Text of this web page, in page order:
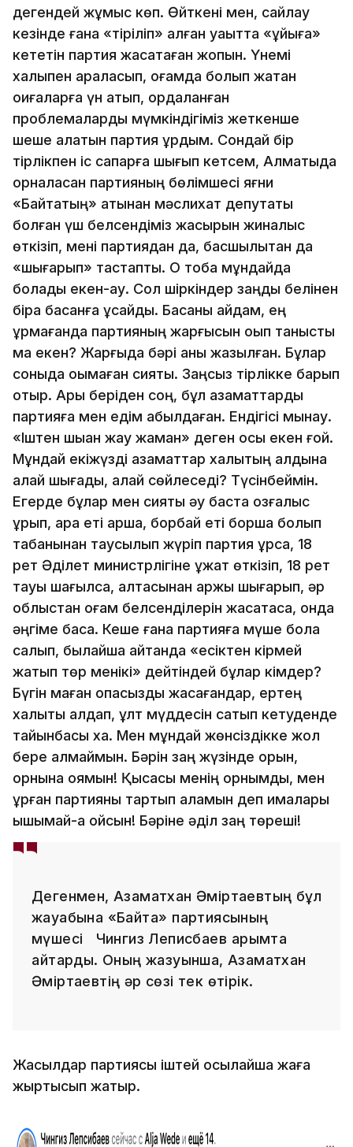
дегендей жұмыс көп. Өйткені мен, сайлау
кезінде ғана «тіріліп» қалған уақытта «ұйқыға»
кететін партия жасақтаған жоқпын. Үнемі
халықпен араласып, қоғамда болып жатқан
оқиғаларға үн қатып, қордаланған
проблемаларды мүмкіндігіміз жеткенше
шеше алатын партия құрдым. Сондай бір
тірлікпен іс сапарға шығып кетсем, Алматыда
орналасқан партияның бөлімшесі яғни
«Байтақтың» атынан мәслихат депутаты
болған үш белсендіміз жасырын жиналыс
өткізіп, мені партиядан да, басшылықтан да
«шығарып» тастапты. О тоба мұндайда
болады екен-ау. Сол шіркіндер заңды белінен
бірақ басқанға ұқсайды. Басқаны қайдам, ең
құрмағанда партияның жарғысын оқып танысты
ма екен? Жарғыда бәрі анық жазылған. Бұлар
соныда оқымаған сияқты. Заңсыз тірлікке барып
отыр. Ары беріден соң, бұл азаматтарды
партияға мен едім қабылдаған. Ендігісі мынау.
«Іштен шыққан жау жаман» деген осы екен ғой.
Мұндай екіжүзді азаматтар халықтың алдына
қалай шығады, қалай сөйлеседі? Түсінбеймін.
Егерде бұлар мен сияқты әу баста қозғалыс
құрып, арқа еті арша, борбай еті борша болып
табанынан таусылып жүріп партия құрса, 18
рет Әділет министрлігіне құжат өткізіп, 18 рет
тауы шағылса, қалтасынан қаржы шығарып, әр
облыстан қоғам белсенділерін жасақтаса, онда
әңгіме басқа. Кеше ғана партияға мүше бола
салып, былайша айтқанда «есіктен кірмей
жатып төр менікі» дейтіндей бұлар кімдер?
Бүгін маған опасыздық жасағандар, ертең
халықты алдап, ұлт мүддесін сатып кетуденде
тайынбасы хақ. Мен мұндай жөнсіздікке жол
бере алмаймын. Бәрін заң жүзінде орын,
орнына қоямын! Қысқасы менің орнымды, мен
құрған партияны тартып аламын деп қималары
қышымай-ақ қойсын! Бәріне әділ заң төреші!
Дегенмен, Азаматхан Әміртаевтың бұл
жауабына «Байтақ» партиясының
мүшесі Чингиз Леписбаев қарымта
қайтарды. Оның жазуынша, Азаматхан
Әміртаевтің әр сөзі тек өтірік.
Жасылдар партиясы іштей осылайша жаға
жыртысып жатыр.